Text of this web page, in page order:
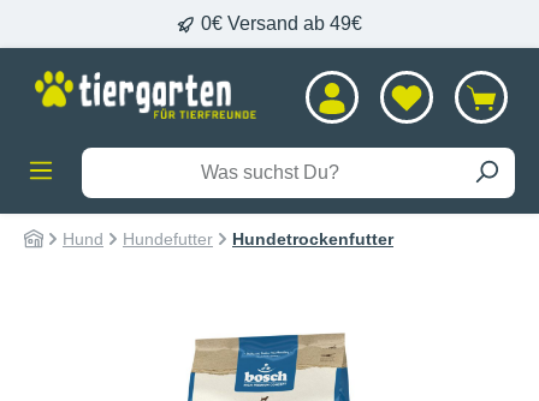
0€ Versand ab 49€
Hund Hundefutter Hundetrockenfutter